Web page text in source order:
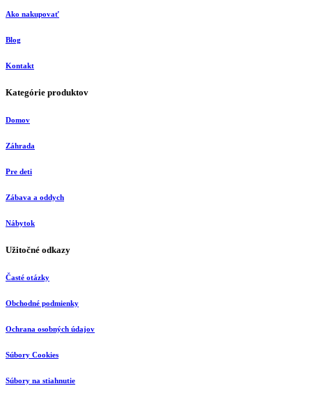
Ako nakupovať
Blog
Kontakt
Kategórie produktov
Domov
Záhrada
Pre deti
Zábava a oddych
Nábytok
Užitočné odkazy
Časté otázky
Obchodné podmienky
Ochrana osobných údajov
Súbory Cookies
Súbory na stiahnutie